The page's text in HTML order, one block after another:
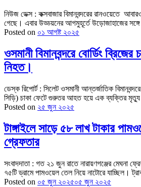
নিউজ ডেক্স : কক্সবাজার বিমানবন্দরের রানওয়েতে
গেছে। এবার উড্ডয়নের আগমুহূর্তে উড়োজাহাজের
Posted on ০১ আগষ্ট ২০২৫
ওসমানী বিমানবন্দরে বোর্ডিং
নিহত।
ডেস্ক রিপোর্ট : সিলেট ওসমানী আন্তর্জাতিক বিমানবন্দরে
সিড়ি) চাকা ফেটে গুরুতর আহত হয়ে এক ব্যক্তির
Posted on ২৫ জুন ২০২৫
টাঙ্গাইলে সাড়ে ৫৮ লাখ টাকার
গ্রেফতার
সংবাদদাতা : গত ২১ জুন রাতে নারায়ণগঞ্জের মেঘনা
৭৫টি ড্রামে পামওয়েল তেল নিয়ে নাটোরে যাচ্ছিল।
Posted on ০৫ জুন ২০২৫০৫ জুন ২০২৫